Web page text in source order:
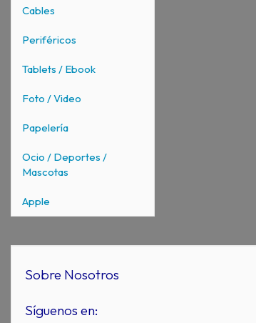
Cables
Periféricos
Tablets / Ebook
Foto / Video
Papelería
Ocio / Deportes /
Mascotas
Apple
Sobre Nosotros
Síguenos en: